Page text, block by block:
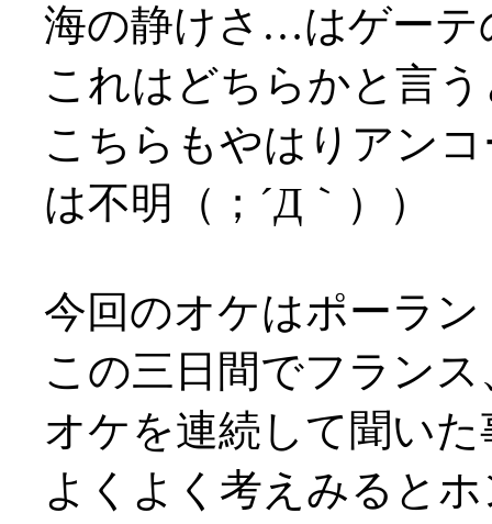
海の静けさ…はゲーテ
これはどちらかと言
こちらもやはりアン
は不明（；´Д｀））
今回のオケはポーラ
この三日間でフラン
オケを連続して聞い
よくよく考えみると